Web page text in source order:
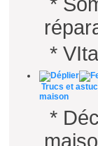
*
Trucs et
maison
*